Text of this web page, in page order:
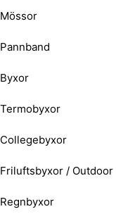
Mössor
Pannband
Byxor
Termobyxor
Collegebyxor
Friluftsbyxor / Outdoor
Regnbyxor